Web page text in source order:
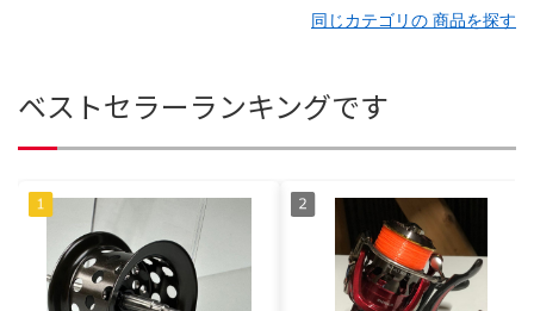
同じカテゴリの 商品を探す
ベストセラーランキングです